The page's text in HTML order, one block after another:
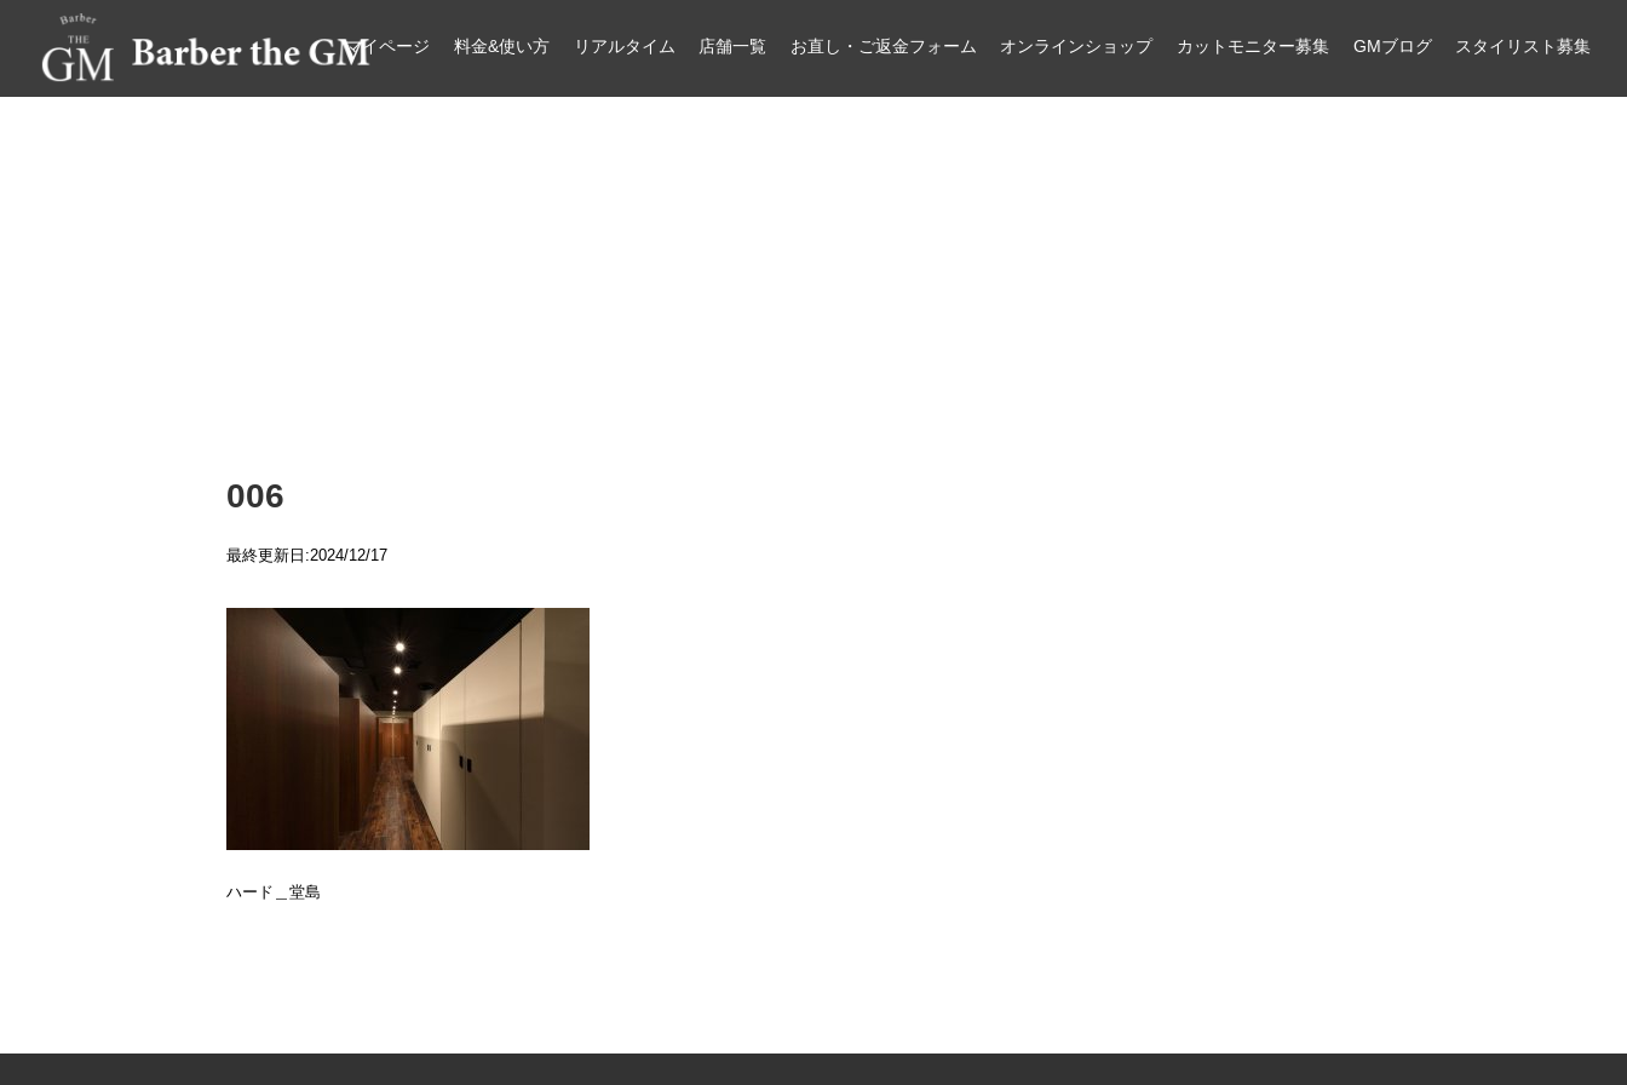
マイページ 料金&使い方 リアルタイム 店舗一覧 お直し・ご返金フォーム オンラインショップ カットモニター募集 GMブログ スタイリスト募集
006
最終更新日:2024/12/17
ハード＿堂島